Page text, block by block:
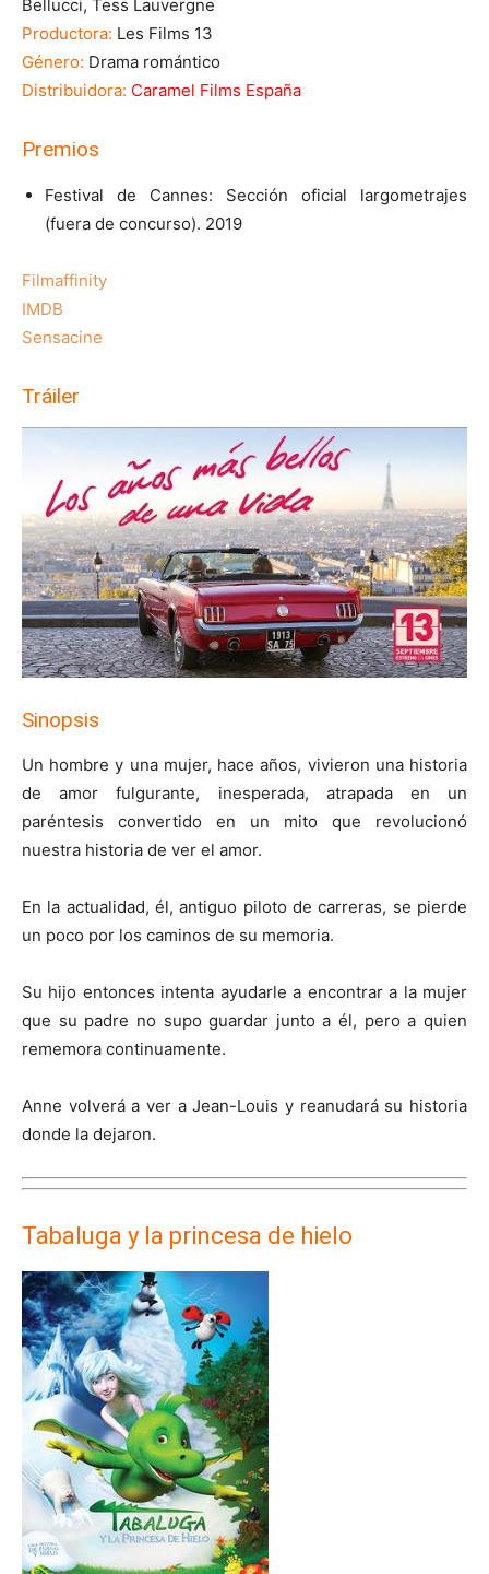
Bellucci, Tess Lauvergne
Productora: Les Films 13
Género: Drama romántico
Distribuidora: Caramel Films España
Premios
Festival de Cannes: Sección oficial largometrajes
(fuera de concurso). 2019
Filmaffinity
IMDB
Sensacine
Tráiler
Sinopsis
Un hombre y una mujer, hace años, vivieron una historia
de amor fulgurante, inesperada, atrapada en un
paréntesis convertido en un mito que revolucionó
nuestra historia de ver el amor.
En la actualidad, él, antiguo piloto de carreras, se pierde
un poco por los caminos de su memoria.
Su hijo entonces intenta ayudarle a encontrar a la mujer
que su padre no supo guardar junto a él, pero a quien
rememora continuamente.
Anne volverá a ver a Jean-Louis y reanudará su historia
donde la dejaron.
Tabaluga y la princesa de hielo